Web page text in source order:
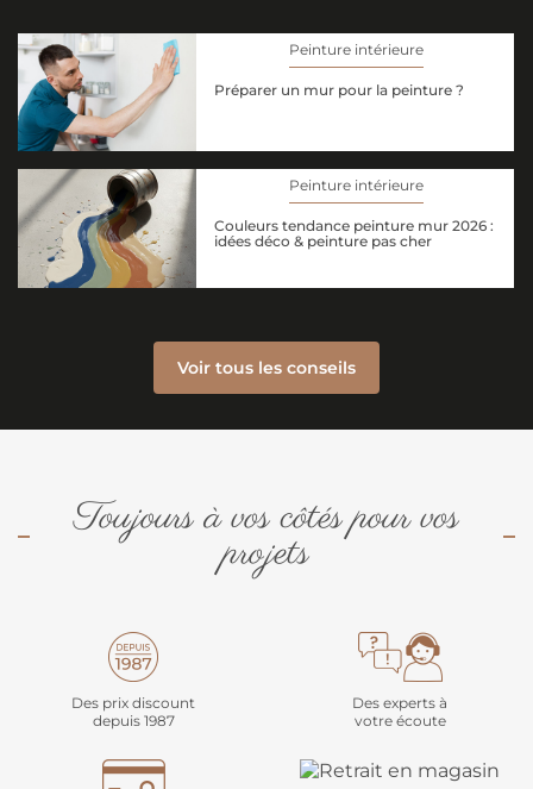
Peinture intérieure
Préparer un mur pour la peinture ?
Peinture intérieure
Couleurs tendance peinture mur 2026 :
idées déco & peinture pas cher
Voir tous les conseils
Toujours à vos côtés pour vos
projets
Des prix discount
depuis 1987
Des experts à
votre écoute